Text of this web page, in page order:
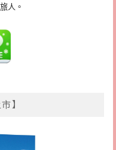
人。
】